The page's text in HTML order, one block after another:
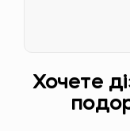
Хочете